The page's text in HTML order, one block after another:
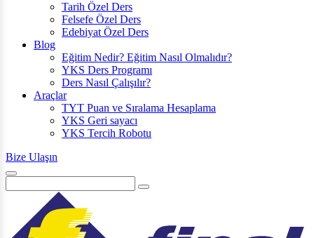
Tarih Özel Ders
Felsefe Özel Ders
Edebiyat Özel Ders
Blog
Eğitim Nedir? Eğitim Nasıl Olmalıdır?
YKS Ders Programı
Ders Nasıl Çalışılır?
Araçlar
TYT Puan ve Sıralama Hesaplama
YKS Geri sayacı
YKS Tercih Robotu
Bize Ulaşın